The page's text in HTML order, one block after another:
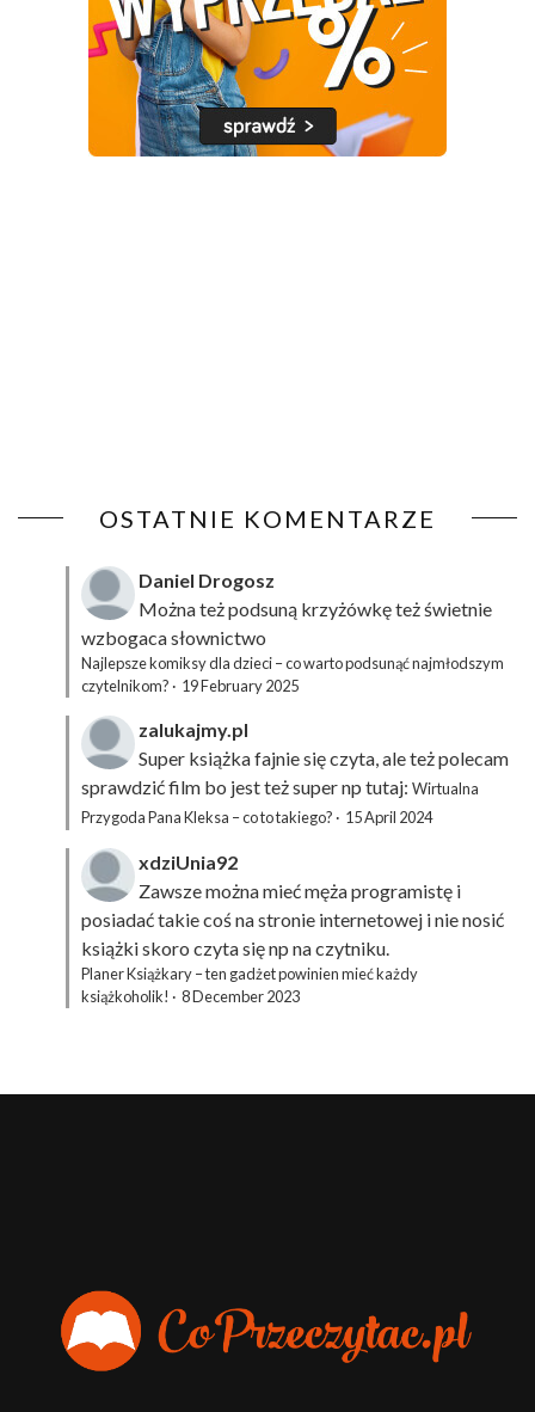
OSTATNIE KOMENTARZE
Daniel Drogosz
Można też podsuną krzyżówkęteż świetnie
wzbogaca słownictwo
Najlepsze komiksy dla dzieci – co warto podsunąć najmłodszym
czytelnikom? · 19 February 2025
zalukajmy.pl
Super książka fajnie się czyta, ale też polecam
sprawdzić film bo jest też super np tutaj: Wirtualna
Przygoda Pana Kleksa – co to takiego? · 15 April 2024
xdziUnia92
Zawsze można mieć męża programistę i
posiadać takie coś na stronie internetowej i nie nosić
książki skoro czyta się np na czytniku.
Planer Książkary – ten gadżet powinien mieć każdy
książkoholik! · 8 December 2023